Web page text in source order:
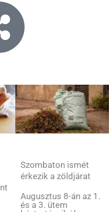
Szombaton ismét
érkezik a zöldjárat
Augusztus 8-án az 1.
és a 3. ütem